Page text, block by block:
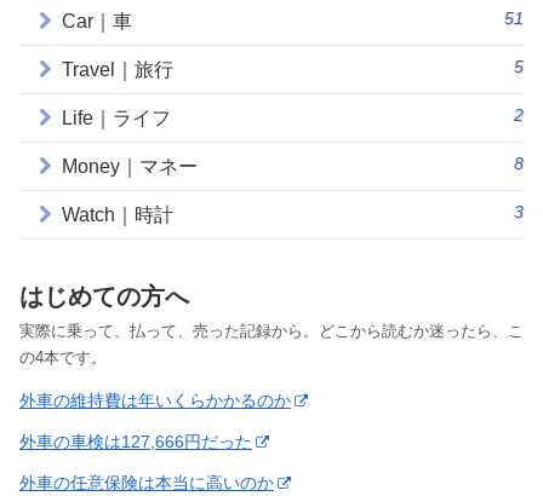
Car｜車 51
Travel｜旅行 5
Life｜ライフ 2
Money｜マネー 8
Watch｜時計 3
はじめての方へ
実際に乗って、払って、売った記録から。どこから読むか迷ったら、こ
の4本です。
外車の維持費は年いくらかかるのか
外車の車検は127,666円だった
外車の任意保険は本当に高いのか